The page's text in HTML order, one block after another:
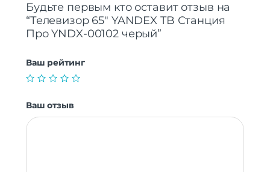
Будьте первым кто оставит отзыв на
“Телевизор 65″ YANDEX TB Станция
Про YNDX-00102 черый”
Ваш рейтинг
Ваш отзыв